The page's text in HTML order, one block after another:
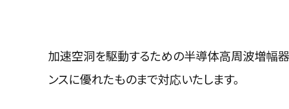
加速空洞を駆動するための半導体高周波増幅器
ンスに優れたものまで対応いたします。